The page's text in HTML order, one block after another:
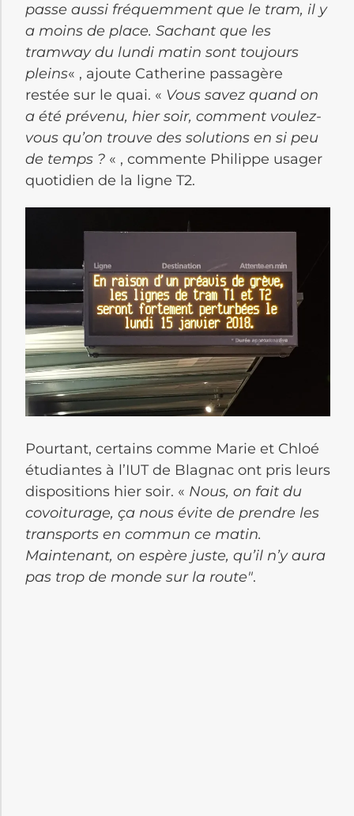
passe aussi fréquemment que le tram, il y
a moins de place. Sachant que les
tramway du lundi matin sont toujours
pleins« , ajoute Catherine passagère
restée sur le quai. « Vous savez quand on
a été prévenu, hier soir, comment voulez-
vous qu’on trouve des solutions en si peu
de temps ? « , commente Philippe usager
quotidien de la ligne T2.
Pourtant, certains comme Marie et Chloé
étudiantes à l’IUT de Blagnac ont pris leurs
dispositions hier soir. « Nous, on fait du
covoiturage, ça nous évite de prendre les
transports en commun ce matin.
Maintenant, on espère juste, qu’il n’y aura
pas trop de monde sur la route″.